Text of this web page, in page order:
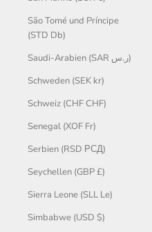
São Tomé und Príncipe
(STD Db)
Saudi-Arabien (SAR ر.س)
Schweden (SEK kr)
Schweiz (CHF CHF)
Senegal (XOF Fr)
Serbien (RSD РСД)
Seychellen (GBP £)
Sierra Leone (SLL Le)
Simbabwe (USD $)